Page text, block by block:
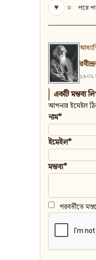
♥
০ পরে
১৮০২
একটি মন্তব্য
আপনার ইমেইল
নাম*
ইমেইল*
মন্তব্য*
পরবর্তীতে